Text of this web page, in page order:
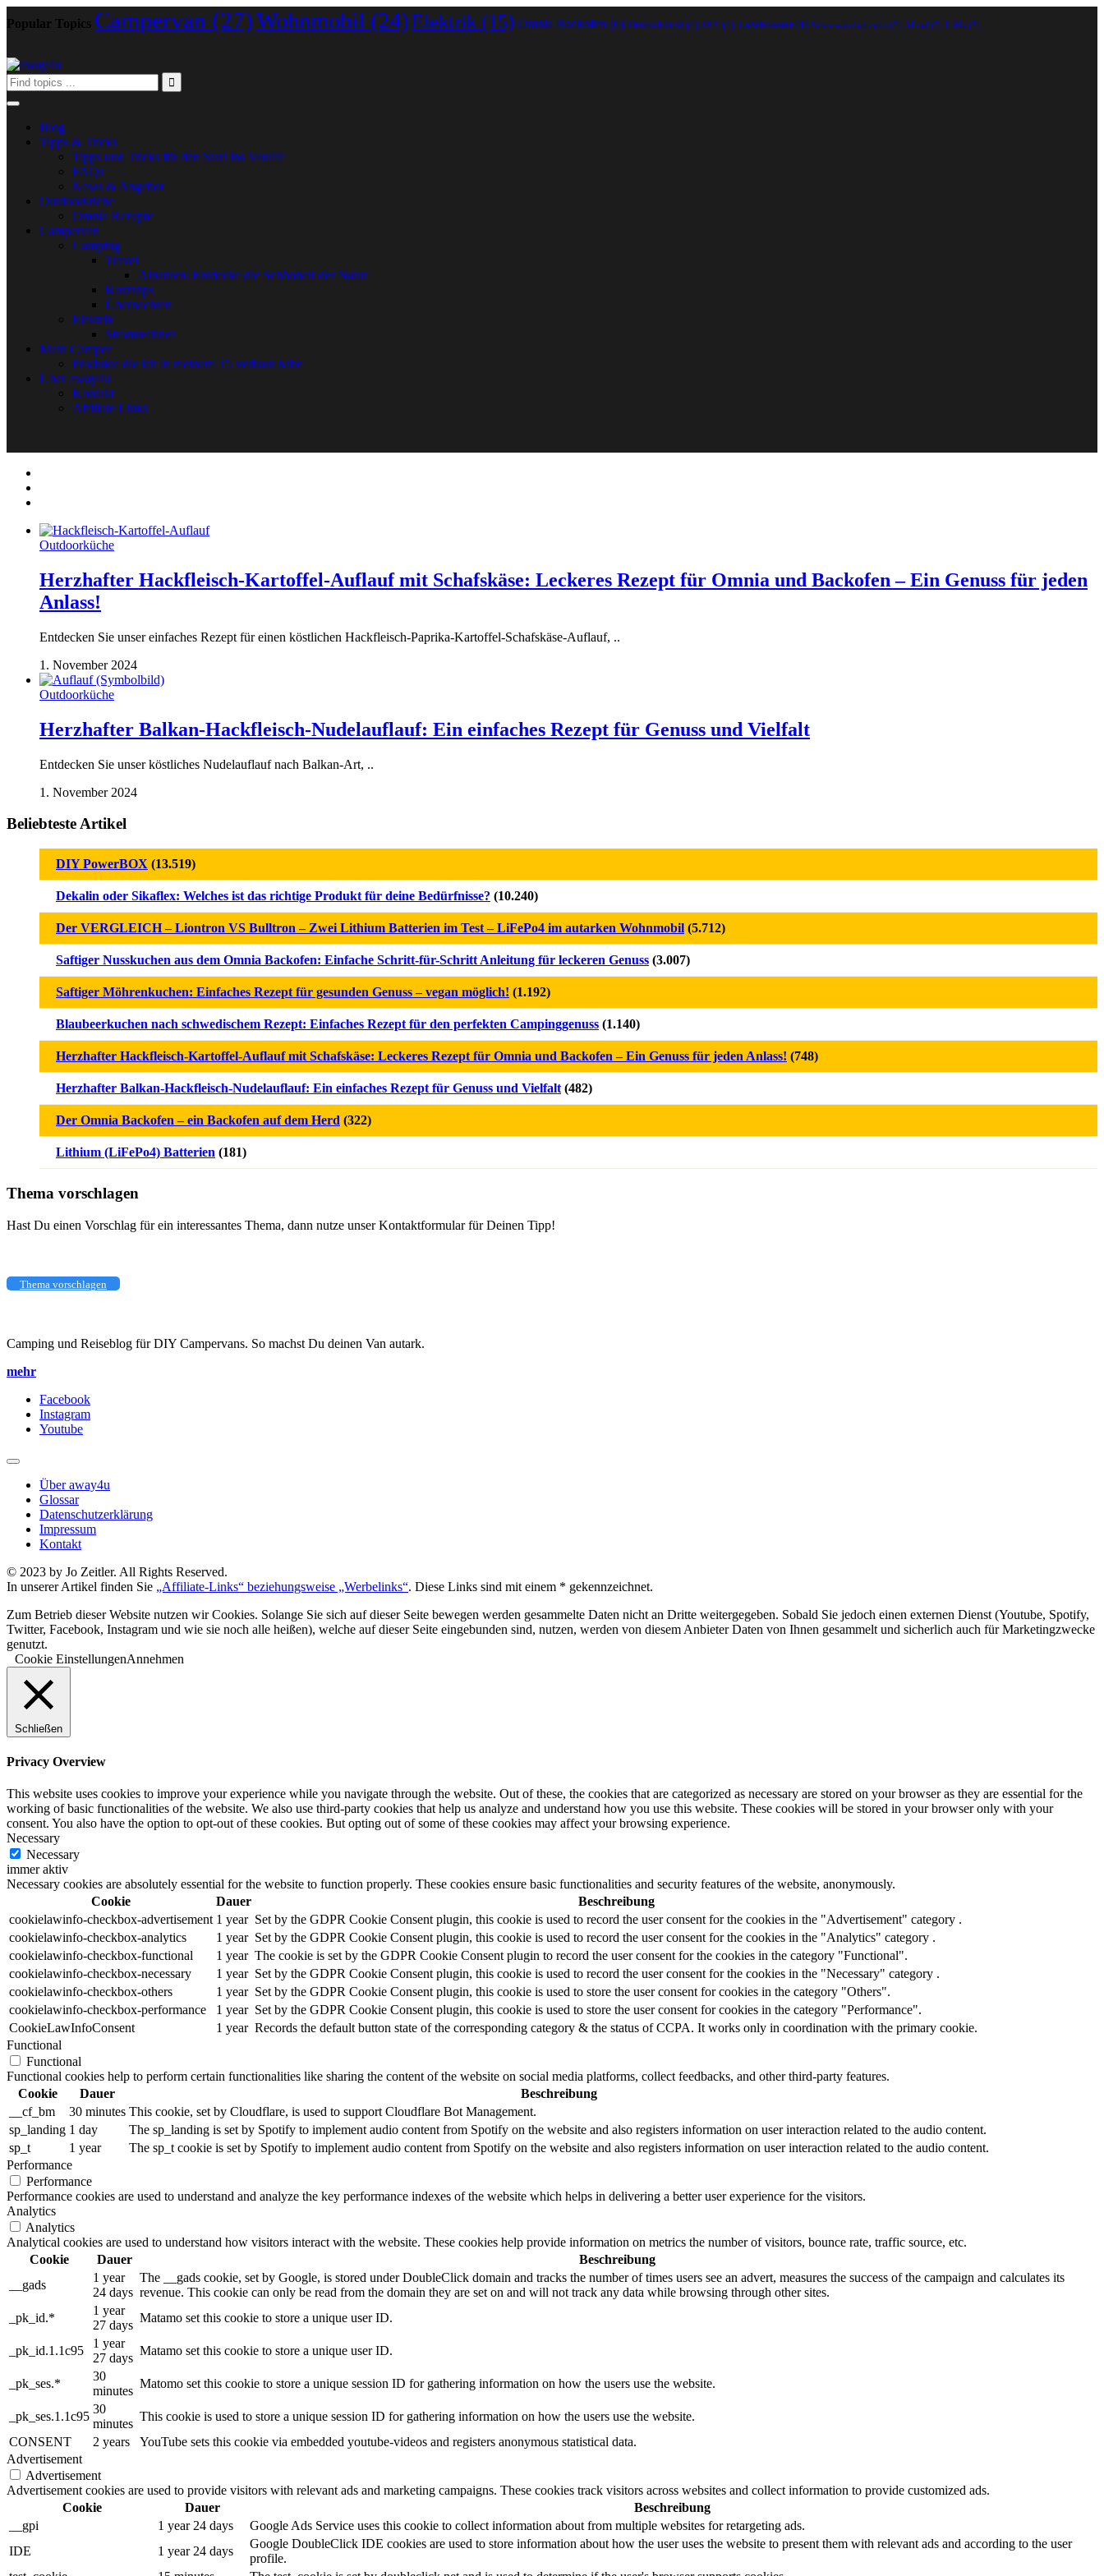
Popular Topics Campervan (27)Wohnmobil (24)Elektrik (15) Omnia Backofen (6) Deutschland (4) DIY (4) Ladebooster(4) Sehenswürdigkeiten (3) Allrad (3) LiMa (3)
Blog
Tipps & Tricks
Tipps und Tricks für den Start ins Vanlife
FAQs
News & Angebot
Outdoorküche
Omnia Rezepte
Campervan
Camping
Travel
Albanien: Entdecke die Schönheit der Natur
Kurztrips
Übernachten
Elektrik
Stromrechner
Mein Camper
Produkte die ich in meinem T5 verbaut habe
Über away4u
Kontakt
Affiliate Links
Outdoorküche
Herzhafter Hackfleisch-Kartoffel-Auflauf mit Schafskäse: Leckeres Rezept für Omnia und Backofen – Ein Genuss für jeden
Anlass!
Entdecken Sie unser einfaches Rezept für einen köstlichen Hackfleisch-Paprika-Kartoffel-Schafskäse-Auflauf, ..
1. November 2024
Outdoorküche
Herzhafter Balkan-Hackfleisch-Nudelauflauf: Ein einfaches Rezept für Genuss und Vielfalt
Entdecken Sie unser köstliches Nudelauflauf nach Balkan-Art, ..
1. November 2024
Beliebteste Artikel
DIY PowerBOX (13.519)
Dekalin oder Sikaflex: Welches ist das richtige Produkt für deine Bedürfnisse? (10.240)
Der VERGLEICH – Liontron VS Bulltron – Zwei Lithium Batterien im Test – LiFePo4 im autarken Wohnmobil (5.712)
Saftiger Nusskuchen aus dem Omnia Backofen: Einfache Schritt-für-Schritt Anleitung für leckeren Genuss (3.007)
Saftiger Möhrenkuchen: Einfaches Rezept für gesunden Genuss – vegan möglich! (1.192)
Blaubeerkuchen nach schwedischem Rezept: Einfaches Rezept für den perfekten Campinggenuss (1.140)
Herzhafter Hackfleisch-Kartoffel-Auflauf mit Schafskäse: Leckeres Rezept für Omnia und Backofen – Ein Genuss für jeden Anlass! (748)
Herzhafter Balkan-Hackfleisch-Nudelauflauf: Ein einfaches Rezept für Genuss und Vielfalt (482)
Der Omnia Backofen – ein Backofen auf dem Herd (322)
Lithium (LiFePo4) Batterien (181)
Thema vorschlagen
Hast Du einen Vorschlag für ein interessantes Thema, dann nutze unser Kontaktformular für Deinen Tipp!
Thema vorschlagen
Camping und Reiseblog für DIY Campervans. So machst Du deinen Van autark.
mehr
Facebook
Instagram
Youtube
Über away4u
Glossar
Datenschutzerklärung
Impressum
Kontakt
© 2023 by Jo Zeitler. All Rights Reserved.
In unserer Artikel finden Sie „Affiliate-Links“ beziehungsweise „Werbelinks“. Diese Links sind mit einem * gekennzeichnet.
Zum Betrieb dieser Website nutzen wir Cookies. Solange Sie sich auf dieser Seite bewegen werden gesammelte Daten nicht an Dritte weitergegeben. Sobald Sie jedoch einen externen Dienst (Youtube, Spotify,
Twitter, Facebook, Instagram und wie sie noch alle heißen), welche auf dieser Seite eingebunden sind, nutzen, werden von diesem Anbieter Daten von Ihnen gesammelt und sicherlich auch für Marketingzwecke
genutzt.
Cookie EinstellungenAnnehmen
Schließen
Privacy Overview
This website uses cookies to improve your experience while you navigate through the website. Out of these, the cookies that are categorized as necessary are stored on your browser as they are essential for the
working of basic functionalities of the website. We also use third-party cookies that help us analyze and understand how you use this website. These cookies will be stored in your browser only with your
consent. You also have the option to opt-out of these cookies. But opting out of some of these cookies may affect your browsing experience.
Necessary
Necessary
immer aktiv
Necessary cookies are absolutely essential for the website to function properly. These cookies ensure basic functionalities and security features of the website, anonymously.
Cookie
Dauer
Beschreibung
cookielawinfo-checkbox-advertisement 1 year Set by the GDPR Cookie Consent plugin, this cookie is used to record the user consent for the cookies in the "Advertisement" category .
cookielawinfo-checkbox-analytics
1 year Set by the GDPR Cookie Consent plugin, this cookie is used to record the user consent for the cookies in the "Analytics" category .
cookielawinfo-checkbox-functional
1 year The cookie is set by the GDPR Cookie Consent plugin to record the user consent for the cookies in the category "Functional".
cookielawinfo-checkbox-necessary
1 year Set by the GDPR Cookie Consent plugin, this cookie is used to record the user consent for the cookies in the "Necessary" category .
cookielawinfo-checkbox-others
1 year Set by the GDPR Cookie Consent plugin, this cookie is used to store the user consent for cookies in the category "Others".
cookielawinfo-checkbox-performance
1 year Set by the GDPR Cookie Consent plugin, this cookie is used to store the user consent for cookies in the category "Performance".
CookieLawInfoConsent
1 year Records the default button state of the corresponding category & the status of CCPA. It works only in coordination with the primary cookie.
Functional
Functional
Functional cookies help to perform certain functionalities like sharing the content of the website on social media platforms, collect feedbacks, and other third-party features.
Cookie
Dauer
Beschreibung
__cf_bm
30 minutes This cookie, set by Cloudflare, is used to support Cloudflare Bot Management.
sp_landing 1 day
The sp_landing is set by Spotify to implement audio content from Spotify on the website and also registers information on user interaction related to the audio content.
sp_t
1 year
The sp_t cookie is set by Spotify to implement audio content from Spotify on the website and also registers information on user interaction related to the audio content.
Performance
Performance
Performance cookies are used to understand and analyze the key performance indexes of the website which helps in delivering a better user experience for the visitors.
Analytics
Analytics
Analytical cookies are used to understand how visitors interact with the website. These cookies help provide information on metrics the number of visitors, bounce rate, traffic source, etc.
Cookie
Dauer
Beschreibung
__gads
1 year
24 days
The __gads cookie, set by Google, is stored under DoubleClick domain and tracks the number of times users see an advert, measures the success of the campaign and calculates its
revenue. This cookie can only be read from the domain they are set on and will not track any data while browsing through other sites.
_pk_id.*
1 year
27 days
Matamo set this cookie to store a unique user ID.
_pk_id.1.1c95
1 year
27 days
Matamo set this cookie to store a unique user ID.
_pk_ses.*
30
minutes
Matomo set this cookie to store a unique session ID for gathering information on how the users use the website.
_pk_ses.1.1c95
30
minutes
This cookie is used to store a unique session ID for gathering information on how the users use the website.
CONSENT
2 years
YouTube sets this cookie via embedded youtube-videos and registers anonymous statistical data.
Advertisement
Advertisement
Advertisement cookies are used to provide visitors with relevant ads and marketing campaigns. These cookies track visitors across websites and collect information to provide customized ads.
Cookie
Dauer
Beschreibung
__gpi
1 year 24 days
Google Ads Service uses this cookie to collect information about from multiple websites for retargeting ads.
IDE
1 year 24 days
Google DoubleClick IDE cookies are used to store information about how the user uses the website to present them with relevant ads and according to the user
profile.